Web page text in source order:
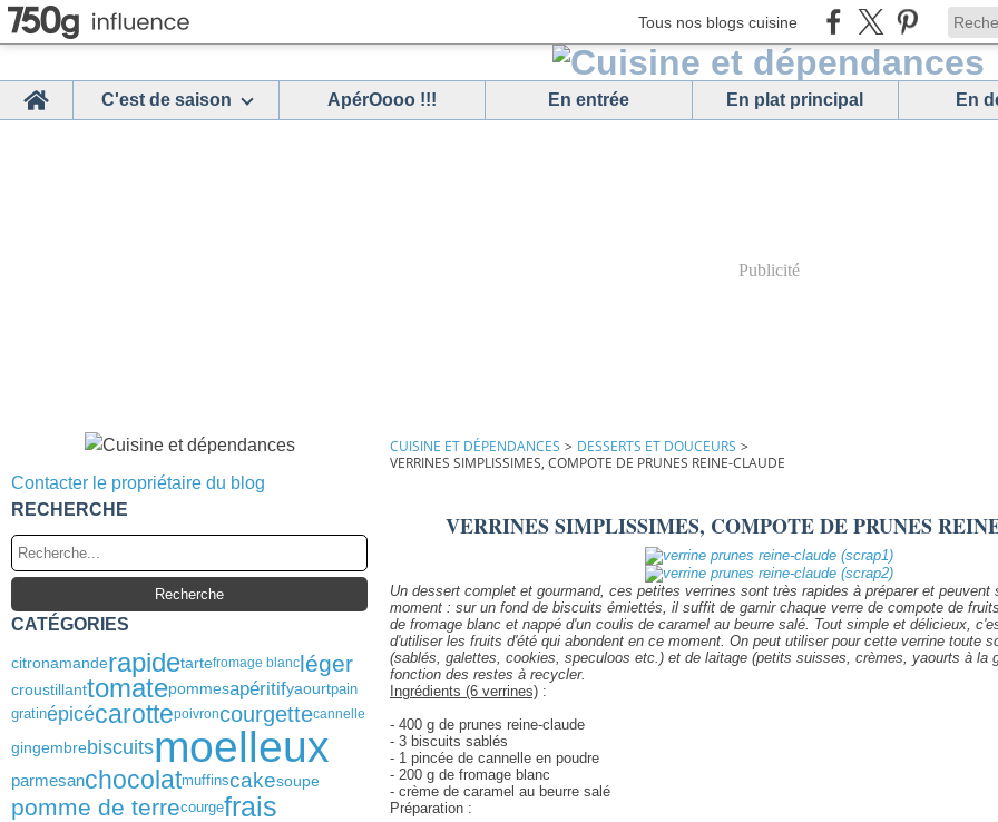
Tous nos blogs cuisine
Home
C'est de saison ApérOooo !!! En entrée En plat principal En
Publicité
Contacter le propriétaire du blog
RECHERCHE
CATÉGORIES
citronamanderapidetartefromage blancléger
croustillanttomatepommesapéritifyaourtpain
gratinépicécarottepoivroncourgettecannelle
gingembrebiscuitsmoelleux
parmesanchocolatmuffinscakesoupe
pomme de terrecourgefrais
CUISINE ET DÉPENDANCES > DESSERTS ET DOUCEURS >
VERRINES SIMPLISSIMES, COMPOTE DE PRUNES REINE-CLAUDE
VERRINES SIMPLISSIMES, COMPOTE DE PRUNES
Un dessert complet et gourmand, ces petites verrines sont très rapides à préparer et peuvent
moment : sur un fond de biscuits émiettés, il suffit de garnir chaque verre de compote de
de fromage blanc et nappé d'un coulis de caramel au beurre salé. Tout simple et délicieux,
d'utiliser les fruits d'été qui abondent en ce moment. On peut utiliser pour cette verrine toute
(sablés, galettes, cookies, speculoos etc.) et de laitage (petits suisses, crèmes, yaourts à la
fonction des restes à recycler.
Ingrédients (6 verrines) :
- 400 g de prunes reine-claude
- 3 biscuits sablés
- 1 pincée de cannelle en poudre
- 200 g de fromage blanc
- crème de caramel au beurre salé
Préparation :